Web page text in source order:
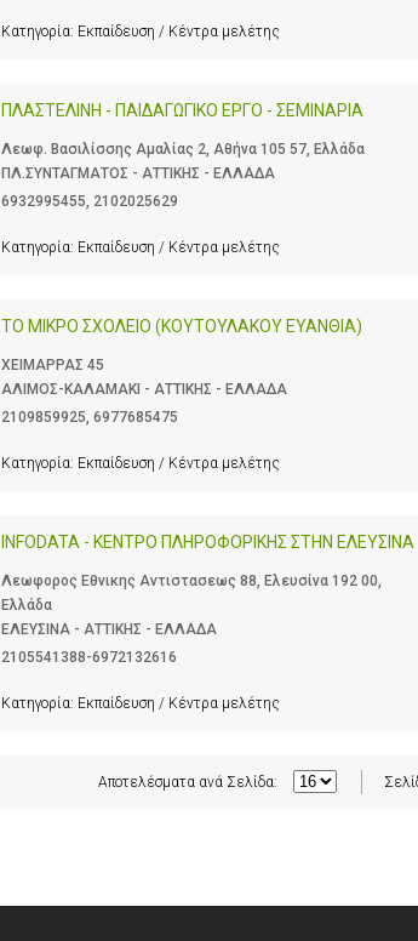
Κατηγορία: Εκπαίδευση / Κέντρα μελέτης
ΠΛΑΣΤΕΛΙΝΗ - ΠΑΙΔΑΓΩΓΙΚΟ ΕΡΓΟ - ΣΕΜΙΝΑΡΙΑ
Λεωφ. Βασιλίσσης Αμαλίας 2, Αθήνα 105 57, Ελλάδα
ΠΛ.ΣΥΝΤΑΓΜΑΤΟΣ - ΑΤΤΙΚΗΣ - ΕΛΛΑΔΑ
6932995455, 2102025629
Κατηγορία: Εκπαίδευση / Κέντρα μελέτης
ΤΟ ΜΙΚΡΟ ΣΧΟΛΕΙΟ (ΚΟΥΤΟΥΛΑΚΟΥ ΕΥΑΝΘΙΑ)
ΧΕΙΜΑΡΡΑΣ 45
ΑΛΙΜΟΣ-ΚΑΛΑΜΑΚΙ - ΑΤΤΙΚΗΣ - ΕΛΛΑΔΑ
2109859925, 6977685475
Κατηγορία: Εκπαίδευση / Κέντρα μελέτης
INFODATA - ΚΕΝΤΡΟ ΠΛΗΡΟΦΟΡΙΚΗΣ ΣΤΗΝ ΕΛΕΥΣΙΝΑ
Λεωφορος Εθνικης Αντιστασεως 88, Ελευσίνα 192 00,
Ελλάδα
ΕΛΕΥΣΙΝΑ - ΑΤΤΙΚΗΣ - ΕΛΛΑΔΑ
2105541388-6972132616
Κατηγορία: Εκπαίδευση / Κέντρα μελέτης
Αποτελέσματα ανά Σελίδα: